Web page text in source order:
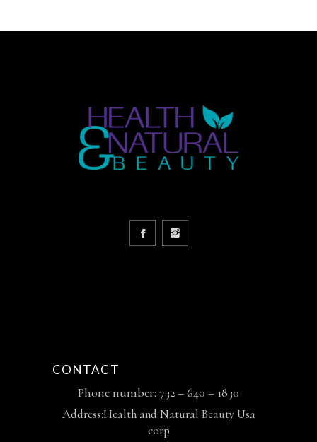
CONTACT
Phone number: 732 – 640 – 1830
Address:Health and Natural Beauty Usa
corp